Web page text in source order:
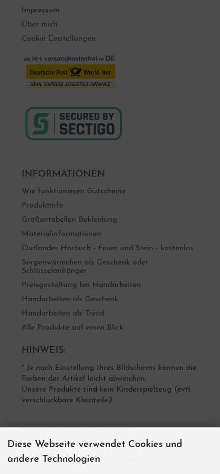
Impressum
Über mich
Cookie Einstellungen
INFORMATIONEN
Wie funktionieren Gutscheine
Produktinfo
Größentabellen Bekleidung
Materialinformationen
Outlander Hörbuch - Feuer und Stein - kostenlos
Sorgenwürmchen als Geschenk oder
Schlüsselanhänger
Preisgestaltung bei Handarbeiten
Handarbeiten als Geschenk
Handarbeiten als Trend
Alle Produkte auf einen Blick
HINWEIS:
* Je nach Einstellung Ihres Bildschirms können die
Farben der Artikel leicht abweichen.
Unsere Produkte sind kein Kinderspielzeug (evtl.
verschluckbare Kleinteile)!
Diese Webseite verwendet Cookies und
andere Technologien